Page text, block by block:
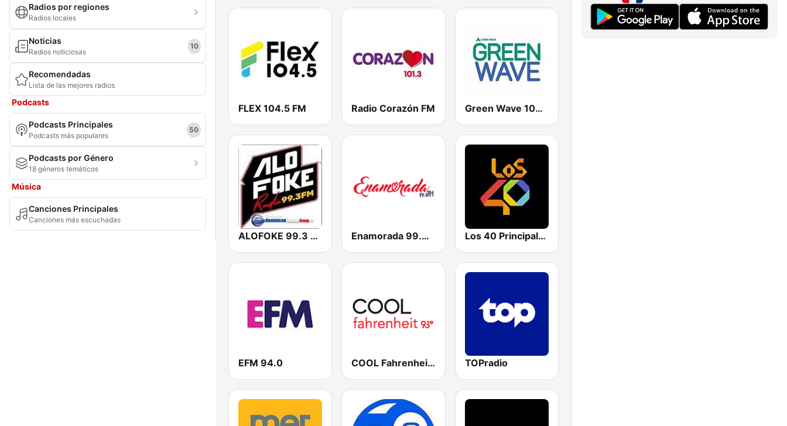
Radios por regiones
Radios locales
Noticias
Radios noticiosas
10
Recomendadas
Lista de las mejores radios
Podcasts
Podcasts Principales
Podcasts más populares
50
Podcasts por Género
18 géneros temáticos
Música
Canciones Principales
Canciones más escuchadas
FLEX 104.5 FM Radio Corazón FM Green Wave 106.5 FM
ALOFOKE 99.3 FM Enamorada 99.9 FM Los 40 Principales
EFM 94.0 COOL Fahrenheit 93 FM TOPradio